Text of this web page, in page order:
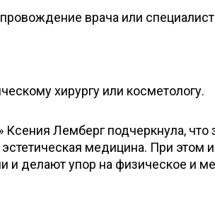
врача или
хирургу или косметологу.
Ксения Лемберг подчеркнула, что
медицина. При этом
и делают упор на физическое и